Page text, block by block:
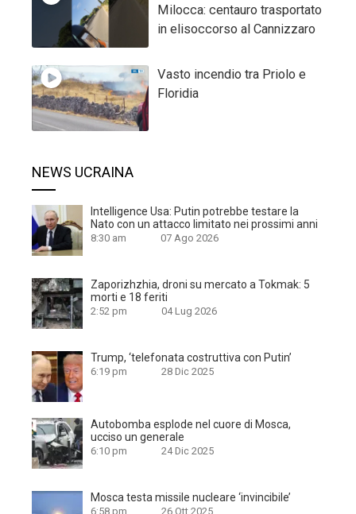
Milocca: centauro trasportato
in elisoccorso al Cannizzaro
Vasto incendio tra Priolo e
Floridia
NEWS UCRAINA
Intelligence Usa: Putin potrebbe testare la
Nato con un attacco limitato nei prossimi anni
8:30 am 07 Ago 2026
Zaporizhzhia, droni su mercato a Tokmak: 5
morti e 18 feriti
2:52 pm 04 Lug 2026
Trump, ‘telefonata costruttiva con Putin’
6:19 pm 28 Dic 2025
Autobomba esplode nel cuore di Mosca,
ucciso un generale
6:10 pm 24 Dic 2025
Mosca testa missile nucleare ‘invincibile’
6:58 pm 26 Ott 2025